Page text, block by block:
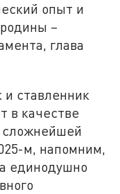
опыт и
–
глава
ставленник
в качестве
сложнейшей
м, напомним,
единодушно